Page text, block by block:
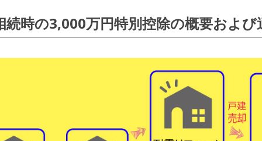
続時の3,000万円特別控除の概要および